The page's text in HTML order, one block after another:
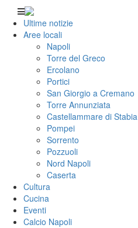
Ultime notizie
Aree locali
Napoli
Torre del Greco
Ercolano
Portici
San Giorgio a Cremano
Torre Annunziata
Castellammare di Stabia
Pompei
Sorrento
Pozzuoli
Nord Napoli
Caserta
Cultura
Cucina
Eventi
Calcio Napoli